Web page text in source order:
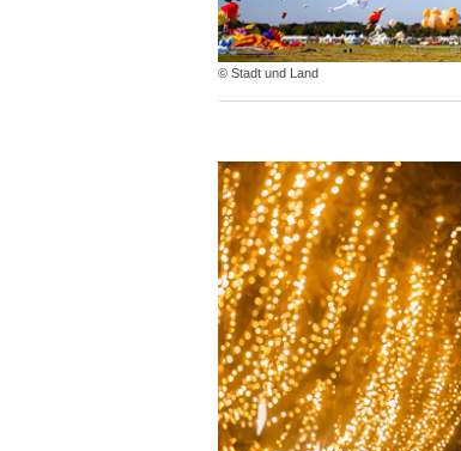
© Stadt und Land